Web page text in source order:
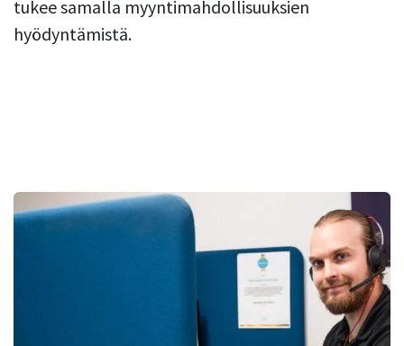
tukee samalla myyntimahdollisuuksien
hyödyntämistä.